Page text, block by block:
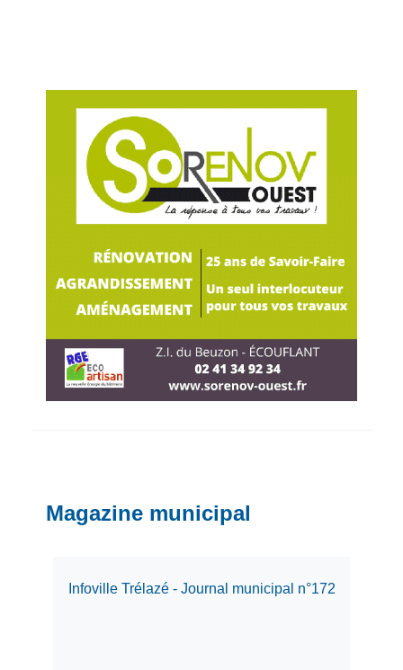
Magazine municipal
Infoville Trélazé - Journal municipal n°172